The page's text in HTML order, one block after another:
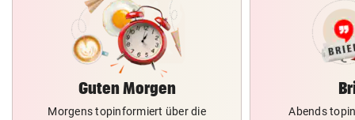
Guten Morgen
Morgens topinformiert über die
Abends